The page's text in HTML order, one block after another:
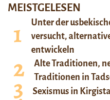
MEISTGELESEN
Unter der
versucht,
entwickeln
Alte Traditionen,
Traditionen in
Sexismus in